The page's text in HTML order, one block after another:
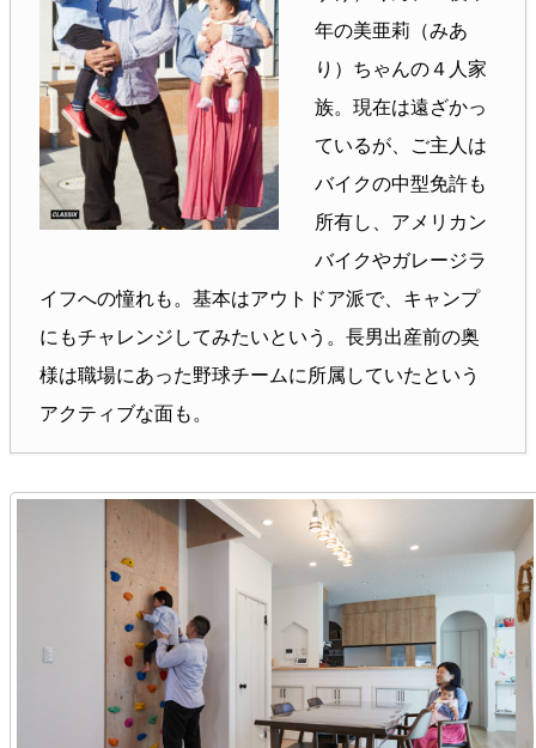
年の美亜莉（みあ
り）ちゃんの４人家
族。現在は遠ざかっ
ているが、ご主人は
バイクの中型免許も
所有し、アメリカン
バイクやガレージラ
イフへの憧れも。基本はアウトドア派で、キャンプ
にもチャレンジしてみたいという。長男出産前の奥
様は職場にあった野球チームに所属していたという
アクティブな面も。